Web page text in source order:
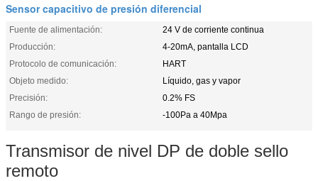
Sensor capacitivo de presión diferencial
Fuente de alimentación:
24 V de corriente continua
Producción:
4-20mA, pantalla LCD
Protocolo de comunicación:
HART
Objeto medido:
Líquido, gas y vapor
Precisión:
0.2% FS
Rango de presión:
-100Pa a 40Mpa
Transmisor de nivel DP de doble sello
remoto